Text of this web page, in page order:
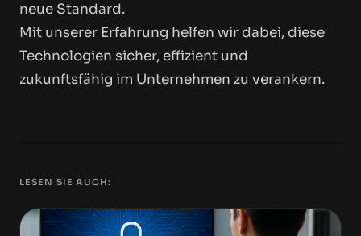
neue Standard.
Mit unserer Erfahrung helfen wir dabei, diese
Technologien sicher, effizient und
zukunftsfähig im Unternehmen zu verankern.
LESEN SIE AUCH: